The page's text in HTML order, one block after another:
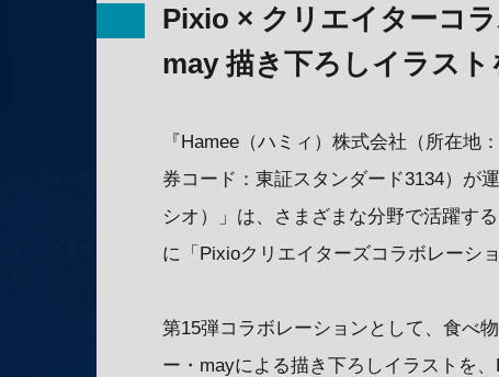
Pixio × クリエイターコ
may 描き下ろしイラスト
『Hamee（ハミィ）株式会社（所在
券コード：東証スタンダード3134）が
シオ）」は、さまざまな分野で活躍す
に「Pixioクリエイターズコラボレーシ
第15弾コラボレーションとして、食べ
ー・mayによる描き下ろしイラストを